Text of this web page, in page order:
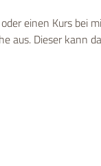
einen Kurs bei
aus. Dieser kann